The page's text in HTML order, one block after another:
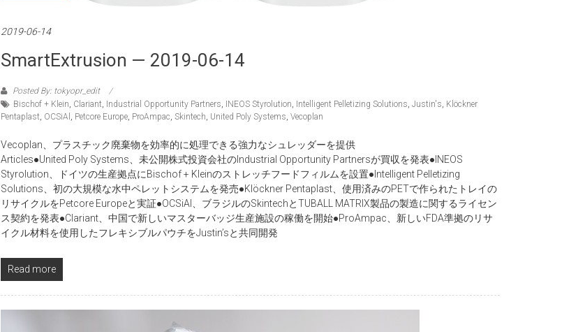
2019-06-14
SmartExtrusion — 2019-06-14
Posted By: tokyopr_edit
Bischof + Klein, Clariant, Industrial Opportunity Partners, INEOS Styrolution, Intelligent Pelletizing Solutions, Justin's, Klöckner
Pentaplast, OCSiAl , Petcore Europe, ProAmpac, Skintech, United Poly Systems, Vecoplan
Vecoplan、プラスチック廃棄物を効率的に処理できる強力なシュレッダーを提供
Articles●United Poly Systems、未公開株式投資会社のIndustrial Opportunity Partnersが買収を発表●INEOS
Styrolution、ドイツの生産拠点にBischof + Kleinのストレッチフードフィルムを設置●Intelligent Pelletizing
Solutions、初の大規模な水中ペレットシステムを発売●Klöckner Pentaplast、使用済みのPETで作られたトレイの
リサイクルをPetcore Europeと実証●OCSiAl、ブラジルのSkintechとTUBALL MATRIX製品の製造に関するライセン
ス契約を発表●Clariant、中国で新しいマスターバッジ生産施設の稼働を開始●ProAmpac、新しいFDA準拠のリサ
イクル材料を使用したフレキシブルパウチをJustin’sと共同開発
Read more